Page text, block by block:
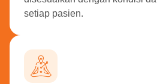
setiap pasien.